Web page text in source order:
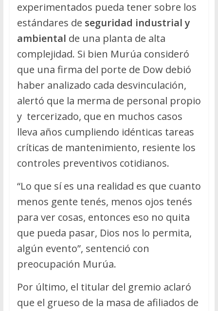
experimentados pueda tener sobre los
estándares de seguridad industrial y
ambiental de una planta de alta
complejidad. Si bien Murúa consideró
que una firma del porte de Dow debió
haber analizado cada desvinculación,
alertó que la merma de personal propio
y tercerizado, que en muchos casos
lleva años cumpliendo idénticas tareas
críticas de mantenimiento, resiente los
controles preventivos cotidianos.
“Lo que sí es una realidad es que cuanto
menos gente tenés, menos ojos tenés
para ver cosas, entonces eso no quita
que pueda pasar, Dios nos lo permita,
algún evento”, sentenció con
preocupación Murúa.
Por último, el titular del gremio aclaró
que el grueso de la masa de afiliados de